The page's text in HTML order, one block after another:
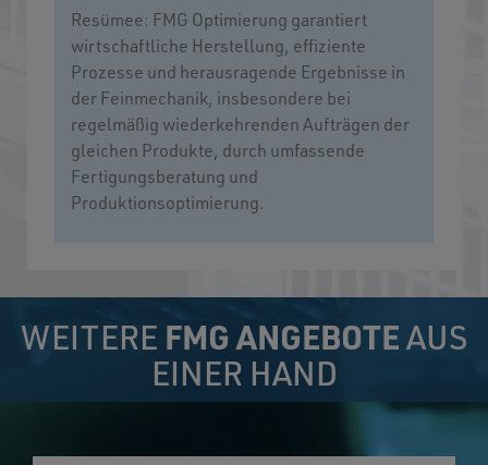
Resümee: FMG Optimierung garantiert
wirtschaftliche Herstellung, effiziente
Prozesse und herausragende Ergebnisse in
der Feinmechanik, insbesondere bei
regelmäßig wiederkehrenden Aufträgen der
gleichen Produkte, durch umfassende
Fertigungsberatung und
Produktionsoptimierung.
WEITERE FMG ANGEBOTEAUS
EINER HAND